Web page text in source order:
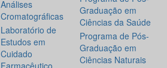
Análises
Cromatográficas
Laboratório de
Estudos em
Cuidado
Graduação em
Ciências da Saúde
Programa de Pós-
Graduação em
Ciências Naturais